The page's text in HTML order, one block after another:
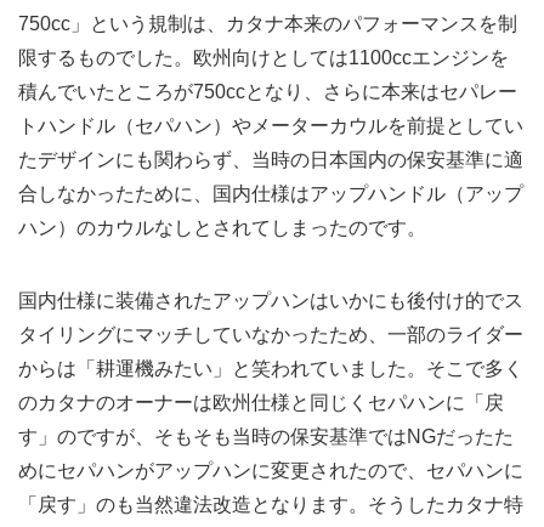
750cc」という規制は、カタナ本来のパフォーマンスを制
限するものでした。欧州向けとしては1100ccエンジンを
積んでいたところが750ccとなり、さらに本来はセパレー
トハンドル（セパハン）やメーターカウルを前提としてい
たデザインにも関わらず、当時の日本国内の保安基準に適
合しなかったために、国内仕様はアップハンドル（アップ
ハン）のカウルなしとされてしまったのです。
国内仕様に装備されたアップハンはいかにも後付け的でス
タイリングにマッチしていなかったため、一部のライダー
からは「耕運機みたい」と笑われていました。そこで多く
のカタナのオーナーは欧州仕様と同じくセパハンに「戻
す」のですが、そもそも当時の保安基準ではNGだったた
めにセパハンがアップハンに変更されたので、セパハンに
「戻す」のも当然違法改造となります。そうしたカタナ特